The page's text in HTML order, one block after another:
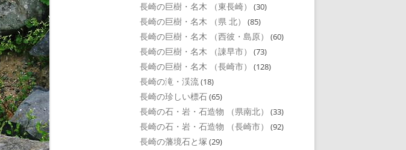
長崎の巨樹・名木 （東長崎） (30)
長崎の巨樹・名木 （県 北） (85)
長崎の巨樹・名木 （西彼・島原） (60)
長崎の巨樹・名木 （諌早市） (73)
長崎の巨樹・名木 （長崎市） (128)
長崎の滝・渓流(18)
長崎の珍しい標石(65)
長崎の石・岩・石造物 （県南北） (33)
長崎の石・岩・石造物 （長崎市） (92)
長崎の藩境石と塚 (29)